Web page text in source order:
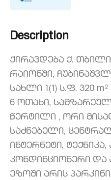
Description
ქირავდება ქ.
რაიონში,
სახლი 1(1) ს.ფ. 320
6 ოთახი,
წერტილი , ორი
საძნებელი,
ინტერნეტი,
კონდინციონერი და
ეზოში არის